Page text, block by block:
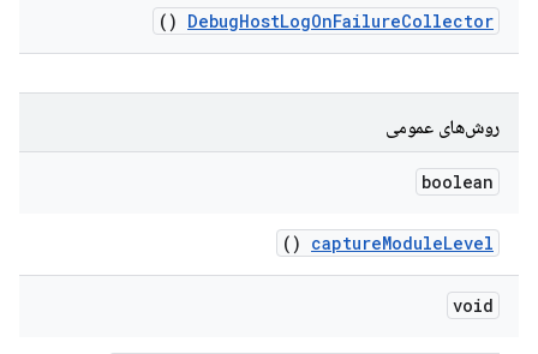
DebugHostLogOnFailureCollector
()
روش‌های عمومی
boolean
captureModuleLevel
()
void